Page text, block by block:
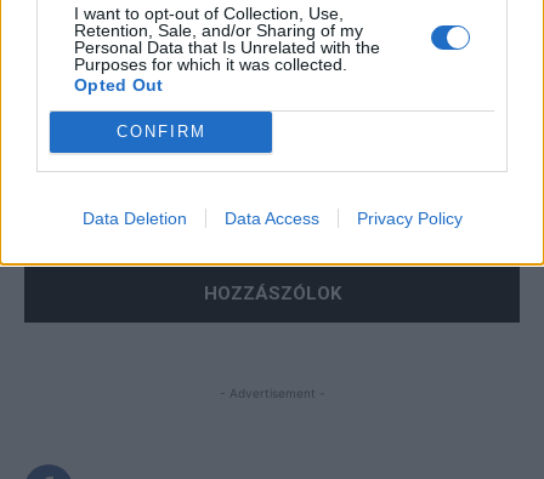
I want to opt-out of Collection, Use,
Retention, Sale, and/or Sharing of my
Personal Data that Is Unrelated with the
Purposes for which it was collected.
Opted Out
CONFIRM
Data Deletion Data Access Privacy Policy
Save my name, email, and website in this browser for the
next time I comment.
Notify me of follow-up comments by email.
- Advertisement -